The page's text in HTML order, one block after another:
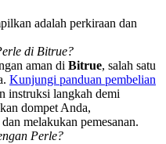
25000 USDT prize pool!
adalah perkiraan dan
di Bitrue?
aman di Bitrue, salah satu
Kunjungi panduan pembelian
instruksi langkah demi
dompet Anda,
melakukan pemesanan.
Perle?